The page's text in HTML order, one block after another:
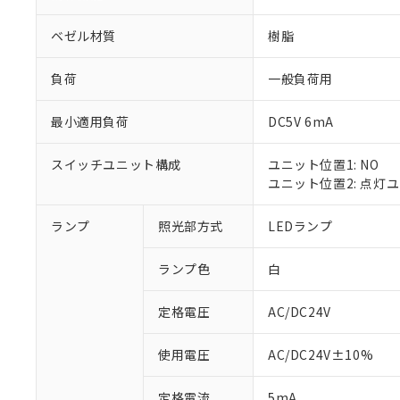
ベゼル材質 樹脂
負荷 一般負荷用
最小適用負荷 DC5V 6mA
スイッチユニット構成
ユニット位置1: NO
ユニット位置2: 点灯
ランプ 照光部方式 LEDランプ
ランプ色 白
定格電圧 AC/DC24V
使用電圧 AC/DC24V±10%
ご利用条件
以下の条件をお読
※1 対応状況
対応予定：EU
対応予定なし：
調査・確認中：
非該当品：ライセ
※1 中国